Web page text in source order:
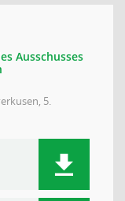
Ausschusses
5.